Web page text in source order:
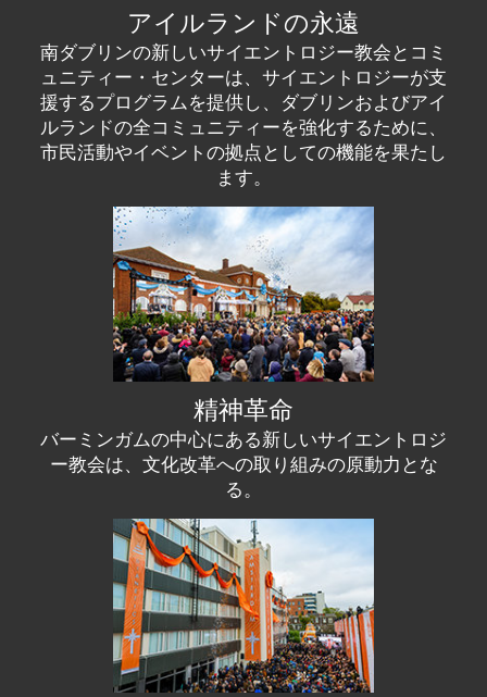
アイルランドの永遠
南ダブリンの新しいサイエントロジー教会とコミ
ュニティー・センターは、サイエントロジーが支
援するプログラムを提供し、ダブリンおよびアイ
ルランドの全コミュニティーを強化するために、
市民活動やイベントの拠点としての機能を果たし
ます。
精神革命
バーミンガムの中心にある新しいサイエントロジ
ー教会は、文化改革への取り組みの原動力とな
る。